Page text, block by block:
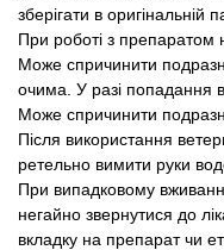
зберігати в оригінальній
При роботі з препаратом
Може спричинити
очима. У разі попадання
Може спричинити
Після використання
ретельно вимити руки
При випадковому
негайно звернутися до
вкладку на препарат чи